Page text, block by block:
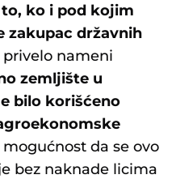
ko i pod kojim
zakupac državnih
privelo nameni
zemljište u
bilo korišćeno
da se ovo
bez naknade licima